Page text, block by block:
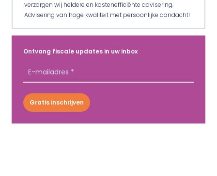
verzorgen wij heldere en kostenefficiënte advisering.
Advisering van hoge kwaliteit met persoonlijke aandacht!
Ontvang fiscale updates in uw inbox
Gratis inschrijven